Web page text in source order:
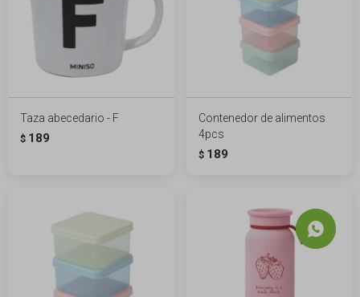
Taza abecedario - F
$ 189
Contenedor de alimentos
4pcs
$ 189